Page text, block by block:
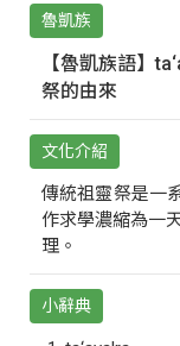
魯凱族
【魯凱族語】
祭的由來
文化介紹
傳統祖靈祭是一
作求學濃縮為一
理。
小辭典